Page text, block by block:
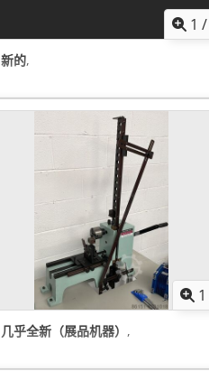
1 /
新的,
1
几乎全新（展品机器） ,